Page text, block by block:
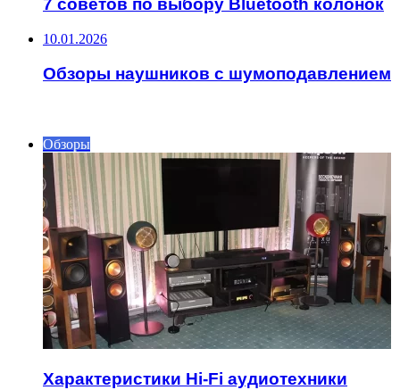
7 советов по выбору Bluetooth колонок
10.01.2026
Обзоры наушников с шумоподавлением
Обзоры
Характеристики Hi-Fi аудиотехники